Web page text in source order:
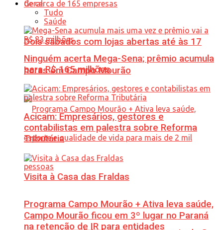
Dois sábados com lojas abertas até às 17
horas em Campo Mourão
Programa Campo Mourão + Ativa leva saúde,
Geral
Tudo
Saúde
Ninguém acerta Mega-Sena; prêmio acumula
para R$ 165 milhões
Acicam: Empresários, gestores e
contabilistas em palestra sobre Reforma
Tributária
Visita à Casa das Fraldas
Campo Mourão ficou em 3º lugar no Paraná
na retenção de IR para entidades